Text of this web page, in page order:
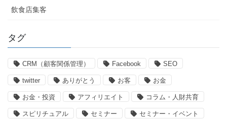
飲食店集客
タグ
CRM（顧客関係管理） Facebook SEO
twitter ありがとう お客 お金
お金・投資 アフィリエイト コラム・人財共育
スピリチュアル セミナー セミナー・イベント